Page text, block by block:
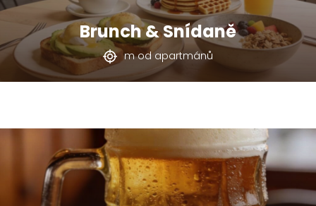
Brunch & Snídaně
m od apartmánů